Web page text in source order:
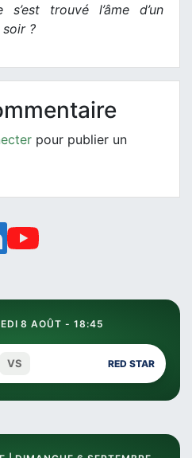
trouvé l’âme d’un
?
pour publier un
8 AOÛT - 18:45
VS RED STAR